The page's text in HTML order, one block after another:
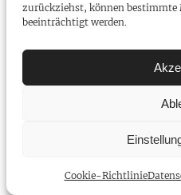
zurückziehst, können
beeinträchtigt werden.
Cookie-Richtlinie
Telefon:+43 699
E-Mail:
Cookie-Richtlinie (EU)
Datenschutzerklärung